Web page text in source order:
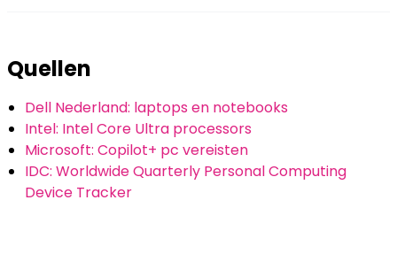
Quellen
Dell Nederland: laptops en notebooks
Intel: Intel Core Ultra processors
Microsoft: Copilot+ pc vereisten
IDC: Worldwide Quarterly Personal Computing
Device Tracker